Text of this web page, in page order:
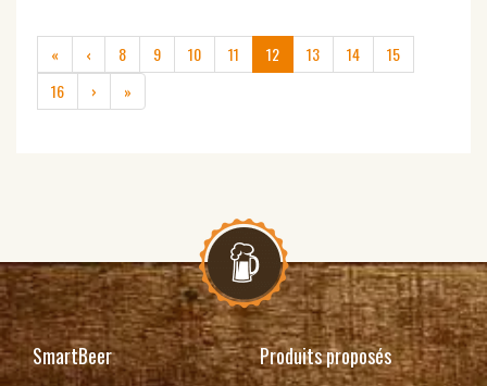
« ‹ 8 9 10 11 12(current)
13 14
15
16
› »
SmartBeer
Produits proposés